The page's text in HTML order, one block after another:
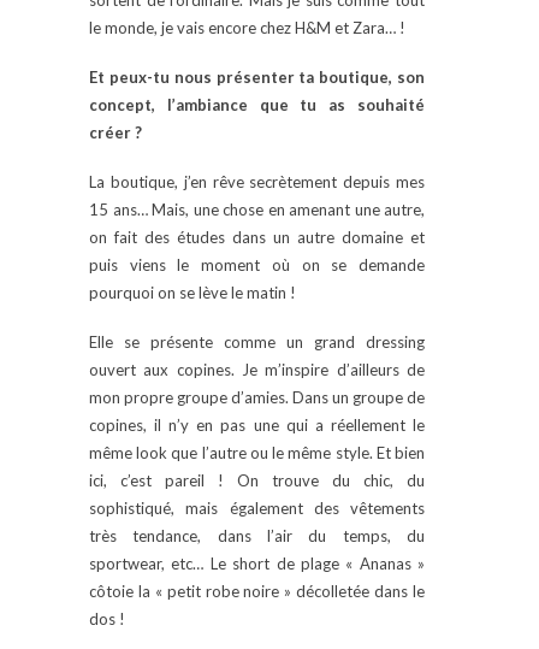
le monde, je vais encore chez H&M et Zara… !
Et peux-tu nous présenter ta boutique, son
concept, l’ambiance que tu as souhaité
créer ?
La boutique, j’en rêve secrètement depuis mes
15 ans… Mais, une chose en amenant une autre,
on fait des études dans un autre domaine et
puis viens le moment où on se demande
pourquoi on se lève le matin !
Elle se présente comme un grand dressing
ouvert aux copines. Je m’inspire d’ailleurs de
mon propre groupe d’amies. Dans un groupe de
copines, il n’y en pas une qui a réellement le
même look que l’autre ou le même style. Et bien
ici, c’est pareil ! On trouve du chic, du
sophistiqué, mais également des vêtements
très tendance, dans l’air du temps, du
sportwear, etc… Le short de plage « Ananas »
côtoie la « petit robe noire » décolletée dans le
dos !